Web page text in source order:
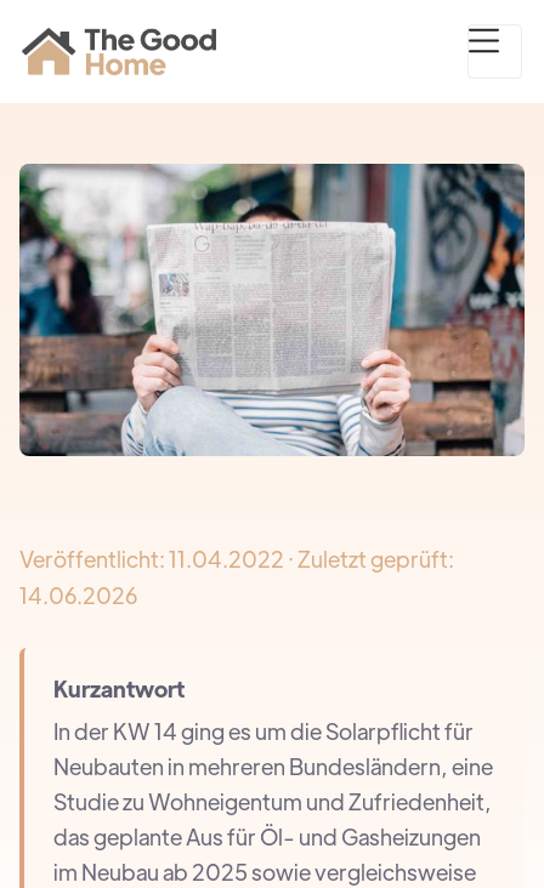
Veröffentlicht:11.04.2022 · Zuletzt geprüft:
14.06.2026
Kurzantwort
In der KW 14 ging es um die Solarpflicht für
Neubauten in mehreren Bundesländern, eine
Studie zu Wohneigentum und Zufriedenheit,
das geplante Aus für Öl- und Gasheizungen
im Neubau ab 2025 sowie vergleichsweise